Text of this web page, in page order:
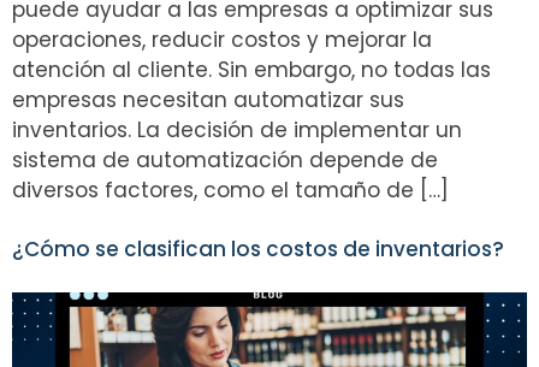
puede ayudar a las empresas a optimizar sus
operaciones, reducir costos y mejorar la
atención al cliente. Sin embargo, no todas las
empresas necesitan automatizar sus
inventarios. La decisión de implementar un
sistema de automatización depende de
diversos factores, como el tamaño de […]
¿Cómo se clasifican los costos de inventarios?